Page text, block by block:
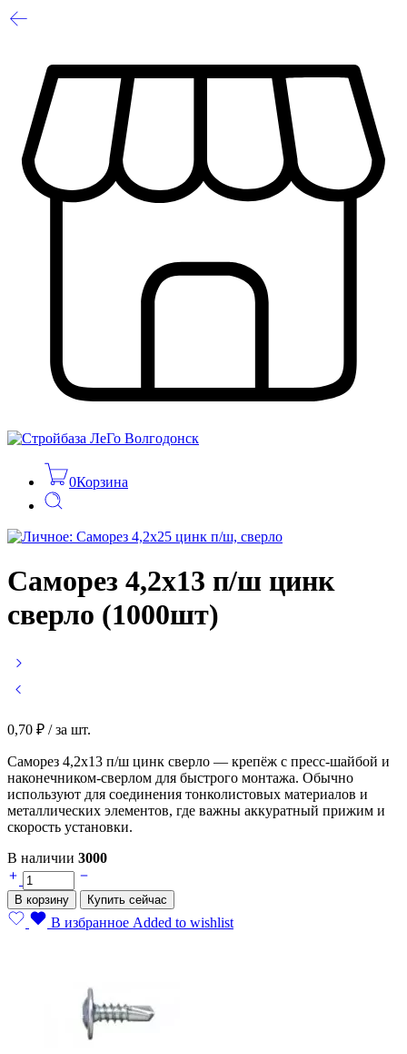
0Корзина
Саморез 4,2х13 п/ш цинк
сверло (1000шт)
0,70 ₽ / за шт.
Саморез 4,2х13 п/ш цинк сверло — крепёж с пресс-шайбой и
наконечником-сверлом для быстрого монтажа. Обычно
используют для соединения тонколистовых материалов и
металлических элементов, где важны аккуратный прижим и
скорость установки.
В наличии 3000
Саморез
4,2х13
п/
ш
В корзину Купить сейчас
В избранное Added to wishlist